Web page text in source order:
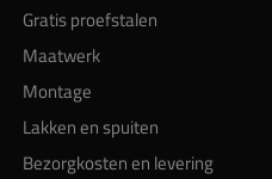
Gratis proefstalen
Maatwerk
Montage
Lakken en spuiten
Bezorgkosten en levering